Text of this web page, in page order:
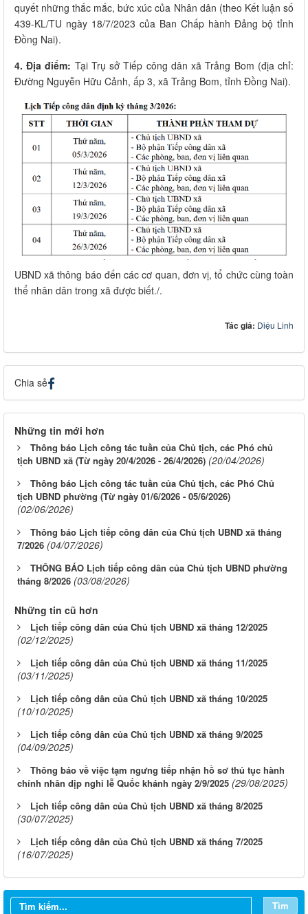
quyết những thắc mắc, bức xúc của Nhân dân (theo Kết luận số
439-KL/TU ngày 18/7/2023 của Ban Chấp hành Đảng bộ tỉnh
Đồng Nai).
4. Địa điểm: Tại Trụ sở Tiếp công dân xã Trảng Bom (địa chỉ:
Đường Nguyễn Hữu Cảnh, ấp 3, xã Trảng Bom, tỉnh Đồng Nai).
UBND xã thông báo đến các cơ quan, đơn vị, tổ chức cùng toàn
thể nhân dân trong xã được biết./.
Tác giả: Diệu Linh
Chia sẻ
Những tin mới hơn
Thông báo Lịch công tác tuần của Chủ tịch, các Phó chủ
tịch UBND xã (Từ ngày 20/4/2026 - 26/4/2026) (20/04/2026)
Thông báo Lịch công tác tuần của Chủ tịch, các Phó Chủ
tịch UBND phường (Từ ngày 01/6/2026 - 05/6/2026)
(02/06/2026)
Thông báo Lịch tiếp công dân của Chủ tịch UBND xã tháng
7/2026 (04/07/2026)
THÔNG BÁO Lịch tiếp công dân của Chủ tịch UBND phường
tháng 8/2026 (03/08/2026)
Những tin cũ hơn
Lịch tiếp công dân của Chủ tịch UBND xã tháng 12/2025
(02/12/2025)
Lịch tiếp công dân của Chủ tịch UBND xã tháng 11/2025
(03/11/2025)
Lịch tiếp công dân của Chủ tịch UBND xã tháng 10/2025
(10/10/2025)
Lịch tiếp công dân của Chủ tịch UBND xã tháng 9/2025
(04/09/2025)
Thông báo về việc tạm ngưng tiếp nhận hồ sơ thủ tục hành
chính nhân dịp nghỉ lễ Quốc khánh ngày 2/9/2025 (29/08/2025)
Lịch tiếp công dân của Chủ tịch UBND xã tháng 8/2025
(30/07/2025)
Lịch tiếp công dân của Chủ tịch UBND xã tháng 7/2025
(16/07/2025)
Tìm